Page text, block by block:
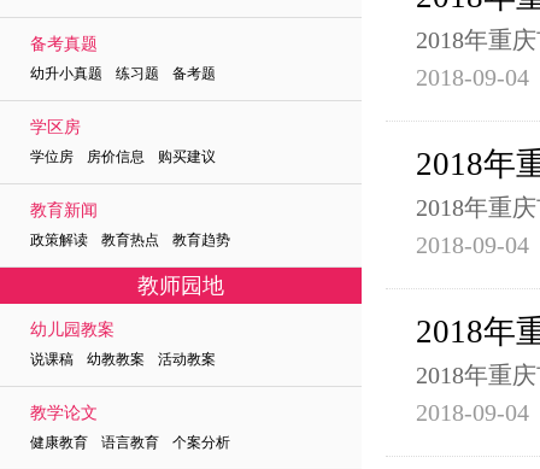
备考真题
幼升小真题 练习题 备考题
学区房
学位房 房价信息 购买建议
教育新闻
政策解读 教育热点 教育趋势
教师园地
幼儿园教案
说课稿 幼教教案 活动教案
教学论文
健康教育 语言教育 个案分析
2018年重
2018-09-04
2018年
2018年重
2018-09-04
2018年
2018年重
2018-09-04